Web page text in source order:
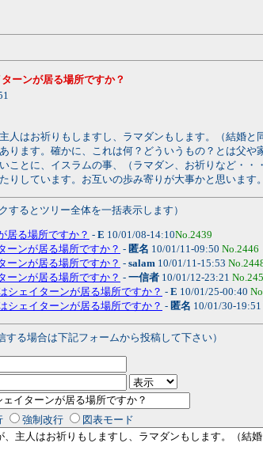
ーンが居る場所ですか？
人はお祈りもしますし、ラマダンもします。（結婚と
ります。確かに、これは何？どういうもの？とは父や
ことに、イスラムの事、（ラマダン、お祈りなど・
りしています。お互いの歩み寄りが大事かと思います
するとツリー全体を一括表示します）
居る場所ですか？ - E 10/01/08-14:10No.2439
ーンが居る場所ですか？ - 匿名 10/01/11-09:50 No.2446
ーンが居る場所ですか？ - salam 10/01/11-15:53
ーンが居る場所ですか？ - 一信者 10/01/12-23:21
シェイターンが居る場所ですか？ - E 10/01/25-00:40
シェイターンが居る場所ですか？ - 匿名 10/01/30-19:51
する場合は下記フォームから投稿して下さい）
強制改行 図表モード